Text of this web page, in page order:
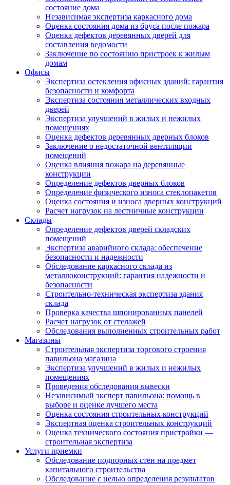
состояние дома
Независимая экспертиза каркасного дома
Оценка состояния дома из бруса после пожара
Оценка дефектов деревянных дверей для
составления ведомости
Заключение по состоянию пристроек к жилым
домам
Офисы
Экспертиза остекления офисных зданий: гарантия
безопасности и комфорта
Экспертиза состояния металлических входных
дверей
Экспертиза улучшений в жилых и нежилых
помещениях
Оценка дефектов деревянных дверных блоков
Заключение о недостаточной вентиляции
помещений
Оценка влияния пожара на деревянные
конструкции
Определение дефектов дверных блоков
Определение физического износа стеклопакетов
Оценка состояния и износа дверных конструкций
Расчет нагрузок на лестничные конструкции
Склады
Определение дефектов дверей складских
помещений
Экспертиза аварийного склада: обеспечение
безопасности и надежности
Обследование каркасного склада из
металлоконструкций: гарантия надежности и
безопасности
Строительно-техническая экспертиза здания
склада
Проверка качества шпонированных панелей
Расчет нагрузок от стелажей
Обследования выполненных строительных работ
Магазины
Строительная экспертиза торгового строения
павильона магазина
Экспертиза улучшений в жилых и нежилых
помещениях
Проведения обследования вывески
Независимый эксперт павильона: помощь в
выборе и оценке лучшего места
Оценка состояния строительных конструкций
Экспертная оценка строительных конструкций
Оценка технического состояния пристройки —
строительная экспертиза
Услуги приемки
Обследование подпорных стен на предмет
капитального строительства
Обследование с целью определения результатов